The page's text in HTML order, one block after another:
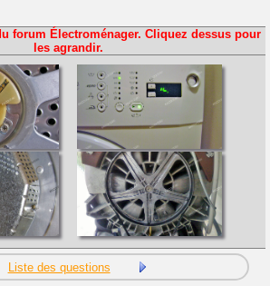
forum Électroménager. Cliquez dessus pour
les agrandir.
Liste des questions